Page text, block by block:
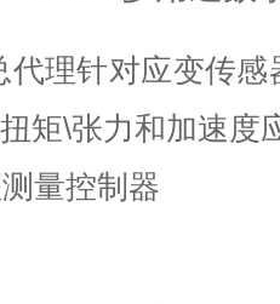
代理针对应变传
矩\张力和加速度
量控制器